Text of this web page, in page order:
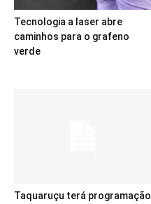
Tecnologia a laser abre
caminhos para o grafeno
verde
Taquaruçu terá programação